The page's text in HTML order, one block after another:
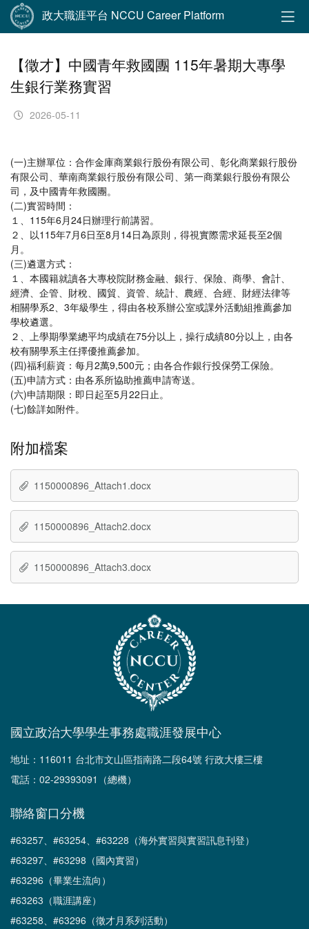
政大職涯平台 NCCU Career Platform
【徵才】中國青年救國團 115年暑期大專學
生銀行業務實習
2026-05-11
(一)主辦單位：合作金庫商業銀行股份有限公司、彰化商業銀行股份
有限公司、華南商業銀行股份有限公司、第一商業銀行股份有限公
司，及中國青年救國團。
(二)實習時間：
１、115年6月24日辦理行前講習。
２、以115年7月6日至8月14日為原則，得視實際需求延長至2個
月。
(三)遴選方式：
１、本國籍就讀各大專校院財務金融、銀行、保險、商學、會計、
經濟、企管、財稅、國貿、資管、統計、農經、合經、財經法律等
相關學系2、3年級學生，得由各校系辦公室或課外活動組推薦參加
學校遴選。
２、上學期學業總平均成績在75分以上，操行成績80分以上，由各
校有關學系主任擇優推薦參加。
(四)福利薪資：每月2萬9,500元；由各合作銀行投保勞工保險。
(五)申請方式：由各系所協助推薦申請寄送。
(六)申請期限：即日起至5月22日止。
(七)餘詳如附件。
附加檔案
1150000896_Attach1.docx
1150000896_Attach2.docx
1150000896_Attach3.docx
國立政治大學學生事務處職涯發展中心
地址：116011 台北市文山區指南路二段64號 行政大樓三樓
電話：02-29393091（總機）
聯絡窗口分機
#63257、#63254、#63228（海外實習與實習訊息刊登）
#63297、#63298（國內實習）
#63296（畢業生流向）
#63263（職涯講座）
#63258、#63296（徵才月系列活動）